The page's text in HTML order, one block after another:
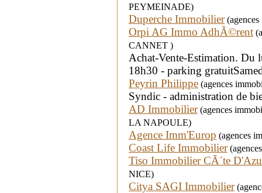
PEYMEINADE)
Duperche Immobilier
Orpi AG Immo AdhÃ©rent
CANNET )
Achat-Vente-Estimation. Du
18h30 - parking
Peyrin Philippe (agences
Syndic - administration de
AD Immobilier(agences
LA NAPOULE)
Agence Imm'Europ (agences
Coast Life Immobilier
Tiso Immobilier CÃ´te
NICE)
Citya SAGI Immobilier